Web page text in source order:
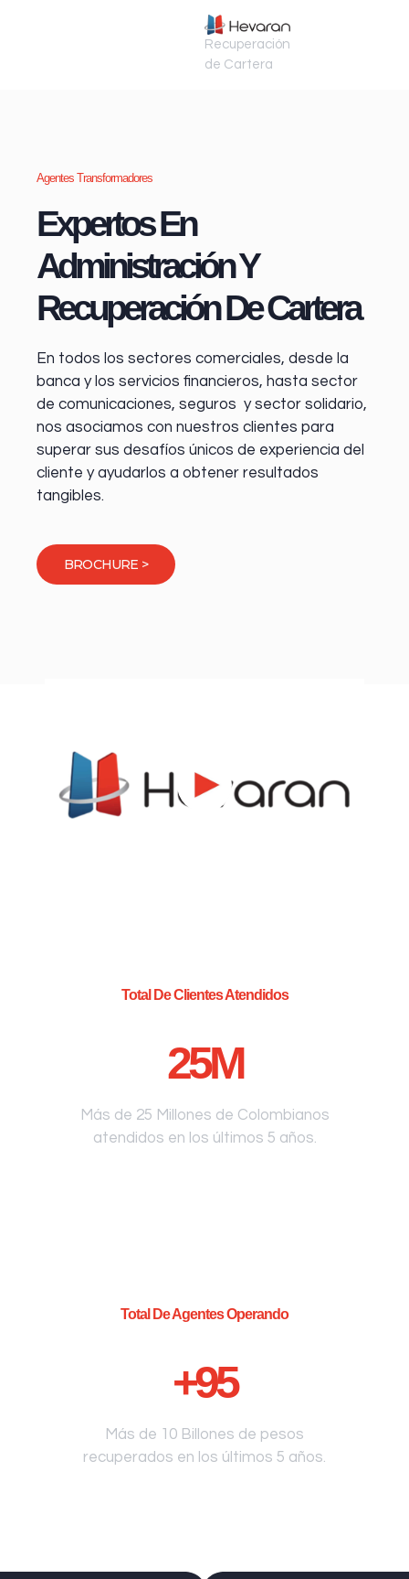
Recuperación
de Cartera
Agentes Transformadores
Expertos En
Administración Y
Recuperación De Cartera
En todos los sectores comerciales, desde la
banca y los servicios financieros, hasta sector
de comunicaciones, seguros y sector solidario,
nos asociamos con nuestros clientes para
superar sus desafíos únicos de experiencia del
cliente y ayudarlos a obtener resultados
tangibles.
BROCHURE >
Total De Clientes Atendidos
25M
Más de 25 Millones de Colombianos
atendidos en los últimos 5 años.
Total De Agentes Operando
+95
Más de 10 Billones de pesos
recuperados en los últimos 5 años.